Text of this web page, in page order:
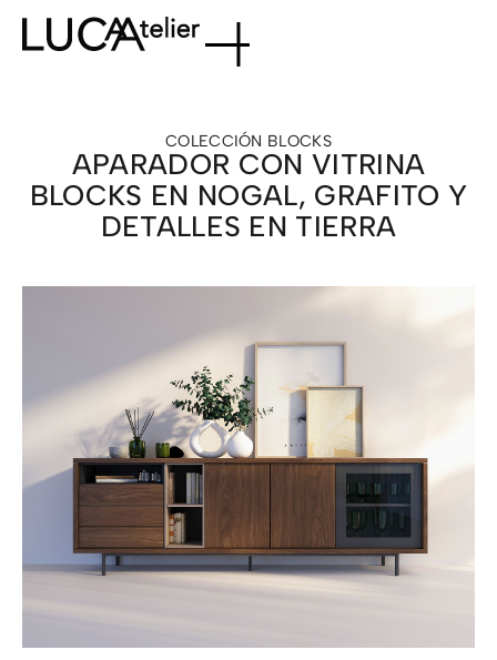
COLECCIÓN BLOCKS
APARADOR CON VITRINA
BLOCKS EN NOGAL, GRAFITO Y
DETALLES EN TIERRA